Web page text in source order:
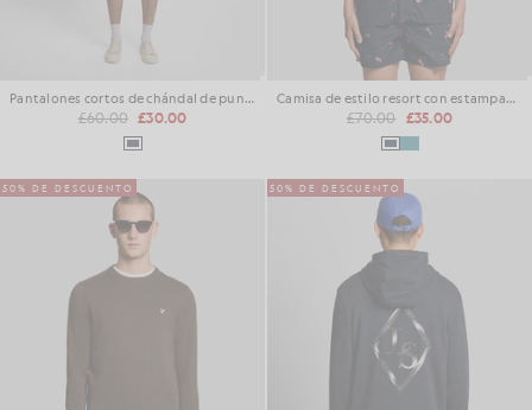
Pantalones cortos de chándal de punto entrelazado
£60.00 £30.00
Camisa de estilo resort con estampado de peces de colores
£70.00 £35.00
50% DE DESCUENTO 50% DE DESCUENTO